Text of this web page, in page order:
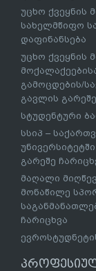
უცხო ქვეყნის
სახელმწიფო
დაფინანსება
უცხო ქვეყნის
გამოცდების/
გავლის
სტუდენტური
სსიპ –
გარეშე
მაღალი
მონაწილე
ჩარიცხვა